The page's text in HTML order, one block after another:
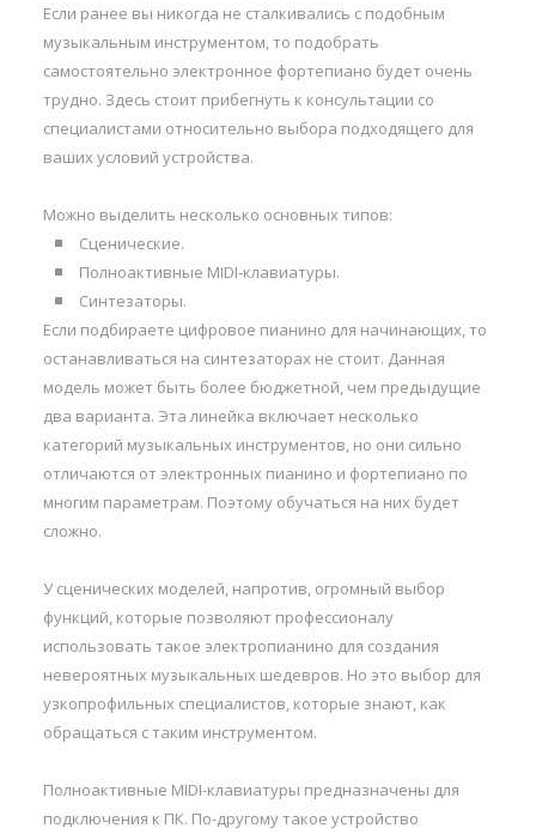
Если ранее вы никогда не сталкивались с подобным
музыкальным инструментом, то подобрать
самостоятельно электронное фортепиано будет очень
трудно. Здесь стоит прибегнуть к консультации со
специалистами относительно выбора подходящего для
ваших условий устройства.
Можно выделить несколько основных типов:
Сценические.
Полноактивные MIDI-клавиатуры.
Синтезаторы.
Если подбираете цифровое пианино для начинающих, то
останавливаться на синтезаторах не стоит. Данная
модель может быть более бюджетной, чем предыдущие
два варианта. Эта линейка включает несколько
категорий музыкальных инструментов, но они сильно
отличаются от электронных пианино и фортепиано по
многим параметрам. Поэтому обучаться на них будет
сложно.
У сценических моделей, напротив, огромный выбор
функций, которые позволяют профессионалу
использовать такое электропианино для создания
невероятных музыкальных шедевров. Но это выбор для
узкопрофильных специалистов, которые знают, как
обращаться с таким инструментом.
Полноактивные MIDI-клавиатуры предназначены для
подключения к ПК. По-другому такое устройство